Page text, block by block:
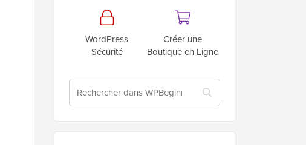
WordPress
Sécurité
Créer une
Boutique en Ligne